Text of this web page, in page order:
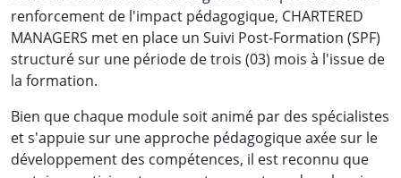
renforcement de l'impact pédagogique, CHARTERED
MANAGERS met en place un Suivi Post-Formation (SPF)
structuré sur une période de trois (03) mois à l'issue de
la formation.
Bien que chaque module soit animé par des spécialistes
et s'appuie sur une approche pédagogique axée sur le
développement des compétences, il est reconnu que